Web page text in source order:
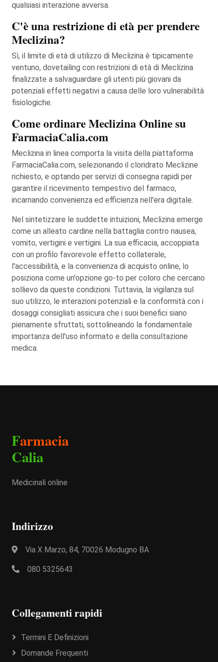
qualsiasi interazione avversa.
C'è una restrizione di età per prendere
Meclizina?
Sì, il limite di età di utilizzo di Meclizina è tipicamente
ventuno, dovetailing con restrizioni di età di Meclizina
finalizzate a salvaguardare gli utenti più giovani da
potenziali effetti negativi a causa delle loro vulnerabilità
fisiologiche.
Come ordinare Meclizina Online su
FarmaciaCalia.com
Meclizina in linea comporta la visita della piattaforma
FarmaciaCalia.com, selezionando il cloridrato Meclizine
richiesto, e optando per servizi di consegna rapidi per
garantire il ricevimento tempestivo del farmaco,
incarnando convenienza ed efficienza nell'era digitale.
Nel sintetizzare le suddette intuizioni, Meclizina emerge
come un alleato cardine nella battaglia contro nausea,
vomito, vertigini e vertigini. La sua efficacia, accoppiata
con un profilo favorevole effetto collaterale,
l'accessibilità, e la convenienza di acquisto online, lo
posiziona come un'opzione go-to per coloro che cercano
sollievo da queste condizioni. Tuttavia, la vigilanza sul
suo utilizzo, le interazioni potenziali e la conformità con i
dosaggi consigliati assicura che i suoi benefici siano
pienamente sfruttati, sottolineando la fondamentale
importanza dell'uso informato e della consultazione
medica.
Farmacia
Calia
Medicinali online
Indirizzo
Via X Marzo, 84, 70026 Modugno BA
080 5325643
Collegamenti rapidi
Termini E Definizioni
Domande Frequenti